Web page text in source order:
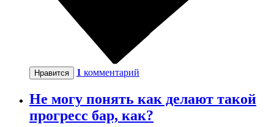
Нравится 1 комментарий
Не могу понять как делают такой
прогресс бар, как?